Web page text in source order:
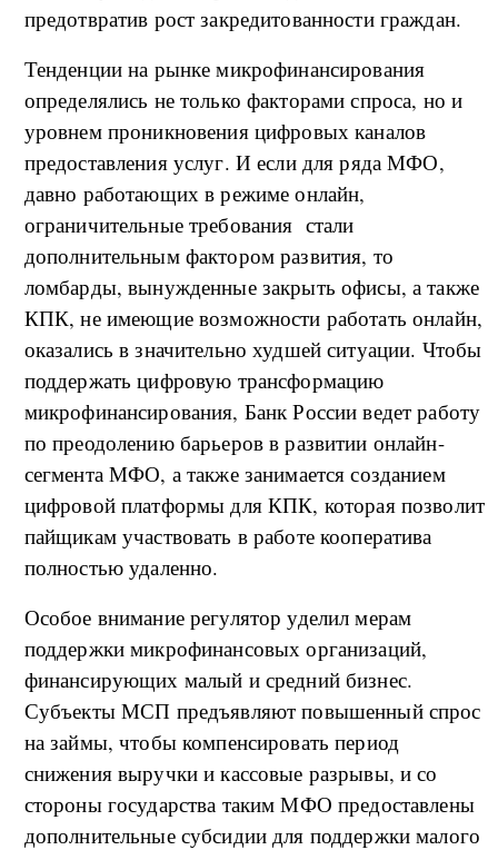
предотвратив рост закредитованности граждан.
Тенденции на рынке микрофинансирования
определялись не только факторами спроса, но и
уровнем проникновения цифровых каналов
предоставления услуг. И если для ряда МФО,
давно работающих в режиме онлайн,
ограничительные требования стали
дополнительным фактором развития, то
ломбарды, вынужденные закрыть офисы, а также
КПК, не имеющие возможности работать онлайн,
оказались в значительно худшей ситуации. Чтобы
поддержать цифровую трансформацию
микрофинансирования, Банк России ведет работу
по преодолению барьеров в развитии онлайн-
сегмента МФО, а также занимается созданием
цифровой платформы для КПК, которая позволит
пайщикам участвовать в работе кооператива
полностью удаленно.
Особое внимание регулятор уделил мерам
поддержки микрофинансовых организаций,
финансирующих малый и средний бизнес.
Субъекты МСП предъявляют повышенный спрос
на займы, чтобы компенсировать период
снижения выручки и кассовые разрывы, и со
стороны государства таким МФО предоставлены
дополнительные субсидии для поддержки малого